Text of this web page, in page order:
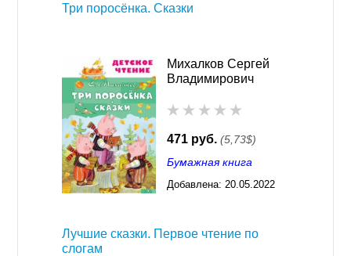
Три поросёнка. Сказки
Михалков Сергей
Владимирович
471 руб. (5,73$)
Бумажная книга
Добавлена: 20.05.2022
Лучшие сказки. Первое чтение по
слогам